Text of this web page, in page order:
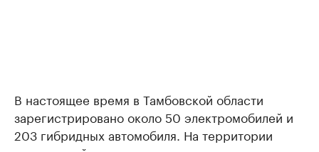
В настоящее время в Тамбовской области
зарегистрировано около 50 электромобилей и
203 гибридных автомобиля. На территории